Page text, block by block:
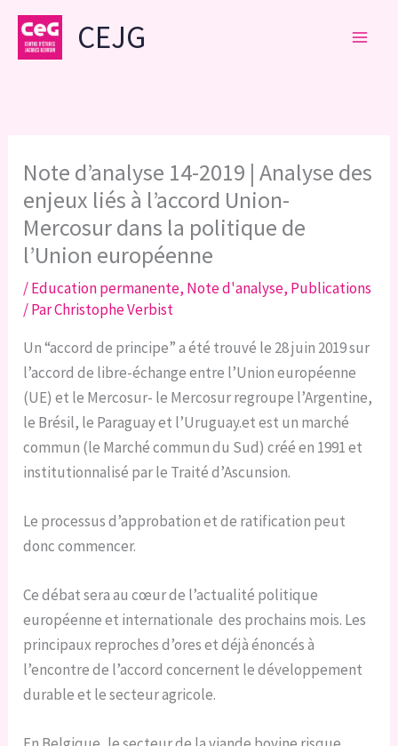
Aller
contenu
CEJG
Note d’analyse 14-2019 | Analyse des
enjeux liés à l’accord Union-
Mercosur dans la politique de
l’Union européenne
/Education permanente, Note d'analyse, Publications
/ ParChristophe Verbist
Un “accord de principe” a été trouvé le 28 juin 2019 sur
l’accord de libre-échange entre l’Union européenne
(UE) et le Mercosur- le Mercosur regroupe l’Argentine,
le Brésil, le Paraguay et l’Uruguay.et est un marché
commun (le Marché commun du Sud) créé en 1991 et
institutionnalisé par le Traité d’Ascunsion.
Le processus d’approbation et de ratification peut
donc commencer.
Ce débat sera au cœur de l’actualité politique
européenne et internationale des prochains mois. Les
principaux reproches d’ores et déjà énoncés à
l’encontre de l’accord concernent le développement
durable et le secteur agricole.